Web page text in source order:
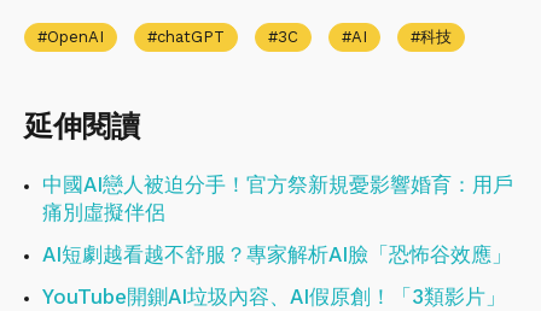
OpenAI chatGPT 3C AI 科技
延伸閱讀
中國AI戀人被迫分手！官方祭新規憂影響婚育：用戶
痛別虛擬伴侶
AI短劇越看越不舒服？專家解析AI臉「恐怖谷效應」
YouTube開鍘AI垃圾內容、AI假原創！「3類影片」